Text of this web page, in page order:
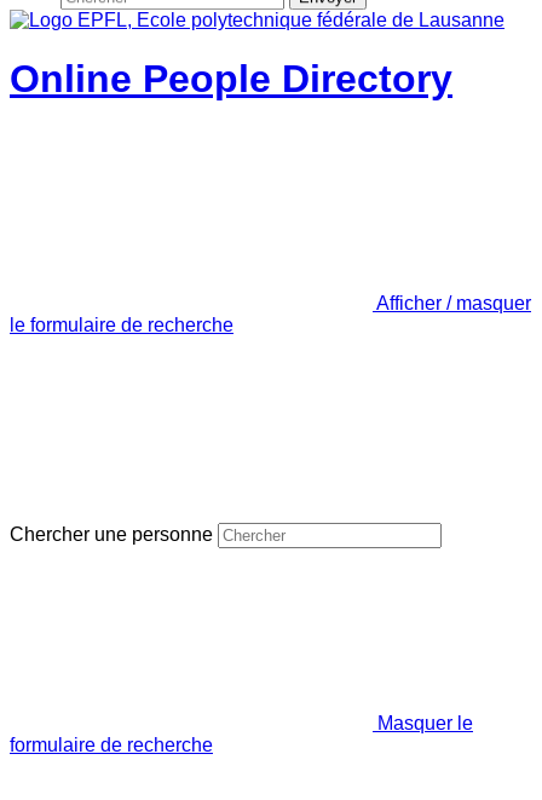
Online People Directory
Afficher / masquer
le formulaire de recherche
Chercher une personne
Masquer le
formulaire de recherche